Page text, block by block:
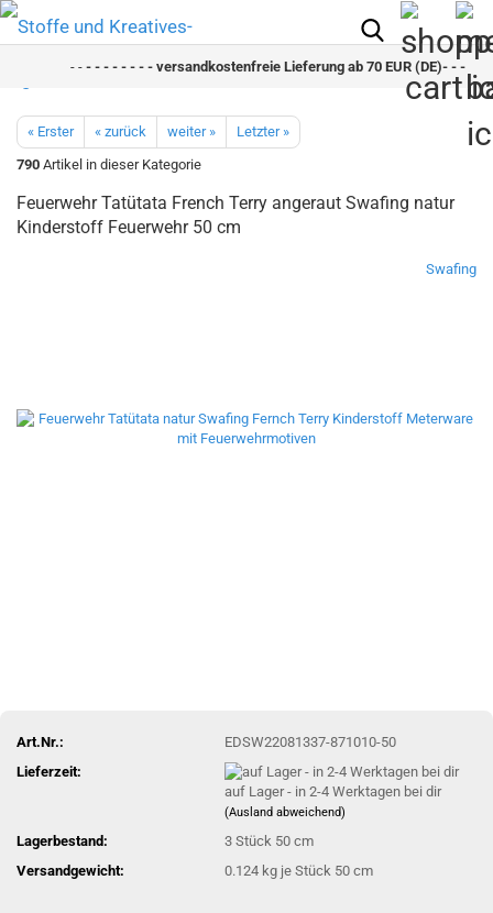
- - - - - - - - versandkostenfreie Lieferung ab 70 EUR (DE)- - - - - -
« Erster « zurück weiter »
Letzter »
790 Artikel in dieser Kategorie
Feuerwehr Tatütata French Terry angeraut Swafing natur
Kinderstoff Feuerwehr 50 cm
Swafing
Art.Nr.:
EDSW22081337-871010-50
Lieferzeit:
auf Lager - in 2-4 Werktagen bei dir
(Ausland abweichend)
Lagerbestand: 3Stück 50 cm
Versandgewicht:
0.124 kg je Stück 50 cm